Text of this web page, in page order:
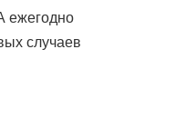
ежегодно
случаев